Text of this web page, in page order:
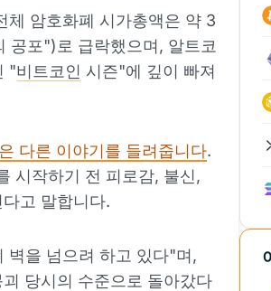
체 암호화폐 시가총액은 약 3
공포")로 급락했으며, 알트코
"비트코인 시즌"에 깊이 빠져
은 다른 이야기를 들려줍니다.
시작하기 전 피로감, 불신,
고 말합니다.
벽을 넘으려 하고 있다"며,
당시의 수준으로 돌아갔다